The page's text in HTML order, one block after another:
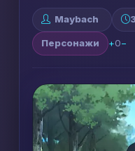
Maybach
Персонажи +0−